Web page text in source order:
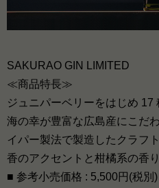
SAKURAO GIN LIMITED
≪商品特長≫
ジュニパーベリーをはじめ 17
海の幸が豊富な広島産にこだ
イパー製法で製造したクラフ
香のアクセントと柑橘系の香
■ 参考小売価格 : 5,500円(税別)